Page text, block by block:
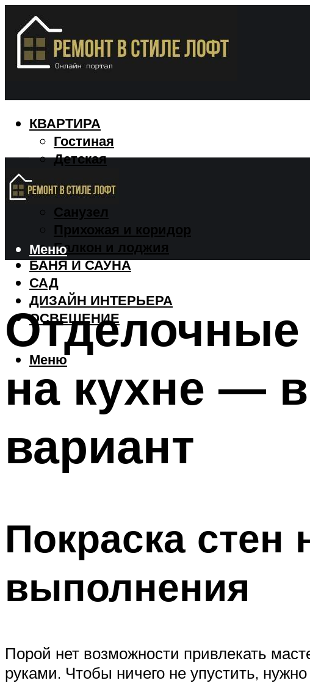
КВАРТИРА
Гостиная
Детская
Спальня
Санузел
Прихожая и коридор
Балкон и лоджия
БАНЯ И САУНА
САД
ДИЗАЙН ИНТЕРЬЕРА
ОСВЕЩЕНИЕ
Меню
Меню
на кухне —
вариант
Покраска стен
выполнения
Порой нет возможности привлекать
руками. Чтобы ничего не упустить,